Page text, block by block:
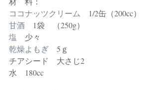
ココナッツクリーム 1/2缶（200cc）
甘酒 1袋　（250g）
塩 少々
乾燥よもぎ 5ｇ
チアシード　大さじ2
水　180cc